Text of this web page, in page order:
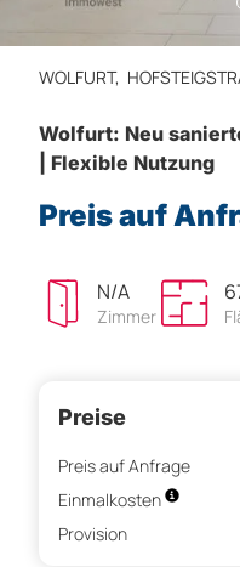
WOLFURT,
Wolfurt: Neu
| Flexible Nutzung
Preis auf
N/A
Zimmer
Preise
Preis auf Anfrage
Einmalkosten
Provision